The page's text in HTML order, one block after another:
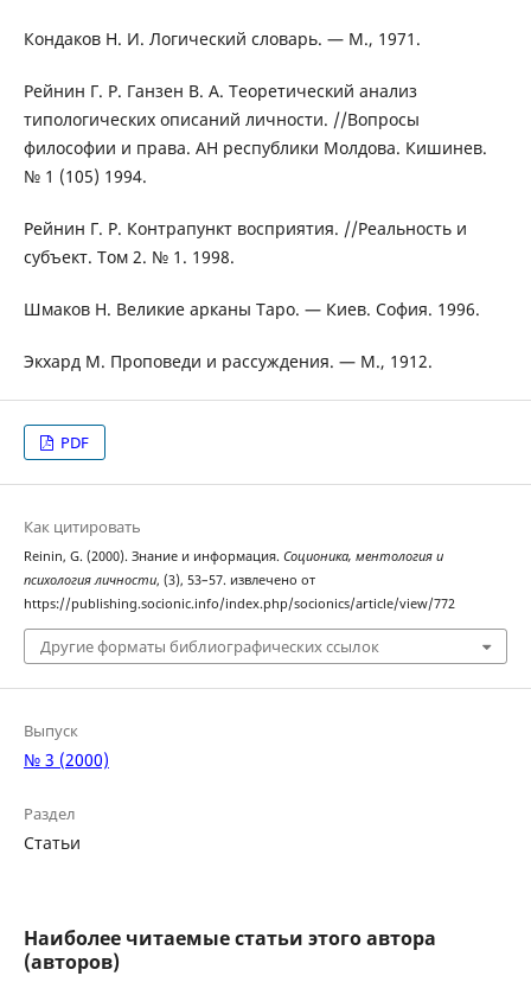
Кондаков Н. И. Логический словарь. — М., 1971.
Рейнин Г. Р. Ганзен В. А. Теоретический анализ
типологических описаний личности. //Вопросы
философии и права. АН республики Молдова. Кишинев.
№ 1 (105) 1994.
Рейнин Г. Р. Контрапункт восприятия. //Реальность и
субъект. Том 2. № 1. 1998.
Шмаков Н. Великие арканы Таро. — Киев. София. 1996.
Экхард М. Проповеди и рассуждения. — М., 1912.
PDF
Как цитировать
Reinin, G. (2000). Знание и информация. Соционика, ментология и
психология личности, (3), 53–57. извлечено от
https://publishing.socionic.info/index.php/socionics/article/view/772
Другие форматы библиографических ссылок
Выпуск
№ 3 (2000)
Раздел
Статьи
Наиболее читаемые статьи этого автора
(авторов)